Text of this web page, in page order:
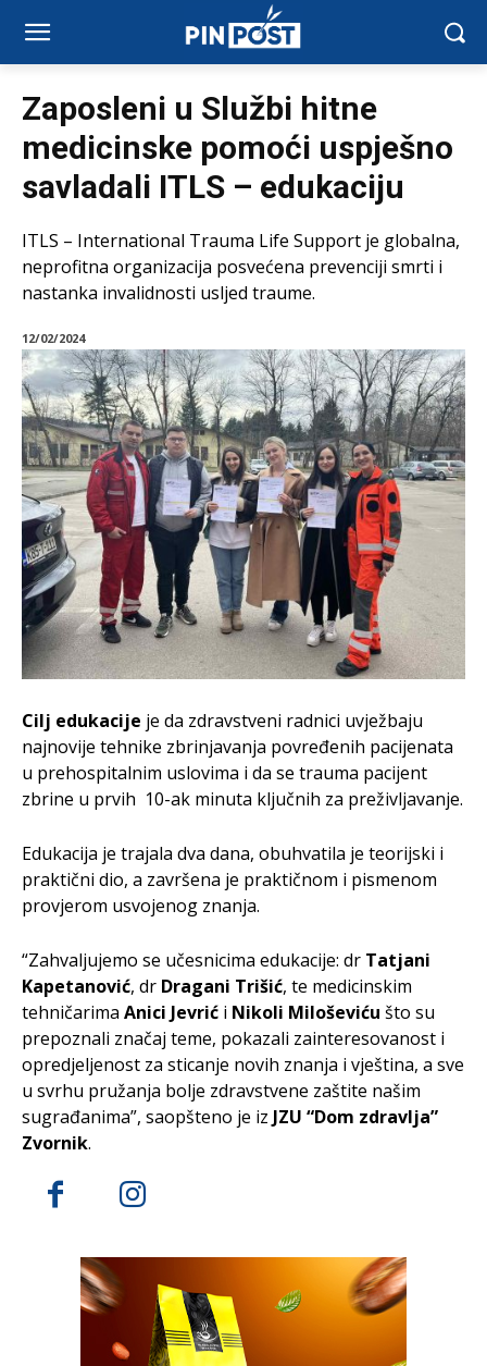
Zaposleni u Službi hitne
medicinske pomoći uspješno
savladali ITLS – edukaciju
ITLS – International Trauma Life Support je globalna,
neprofitna organizacija posvećena prevenciji smrti i
nastanka invalidnosti usljed traume.
12/02/2024
Cilj edukacije je da zdravstveni radnici uvježbaju
najnovije tehnike zbrinjavanja povređenih pacijenata
u prehospitalnim uslovima i da se trauma pacijent
zbrine u prvih 10-ak minuta ključnih za preživljavanje.
Edukacija je trajala dva dana, obuhvatila je teorijski i
praktični dio, a završena je praktičnom i pismenom
provjerom usvojenog znanja.
“Zahvaljujemo se učesnicima edukacije: dr Tatjani
Kapetanović, dr Dragani Trišić, te medicinskim
tehničarima Anici Jevrić i Nikoli Miloševiću što su
prepoznali značaj teme, pokazali zainteresovanost i
opredjeljenost za sticanje novih znanja i vještina, a sve
u svrhu pružanja bolje zdravstvene zaštite našim
sugrađanima”, saopšteno je iz JZU “Dom zdravlja”
Zvornik.